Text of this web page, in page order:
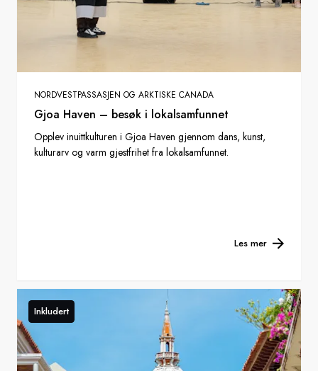
NORDVESTPASSASJEN OG ARKTISKE CANADA
Gjoa Haven – besøk i lokalsamfunnet
Opplev inuittkulturen i Gjoa Haven gjennom dans, kunst,
kulturarv og varm gjestfrihet fra lokalsamfunnet.
Les mer
Inkludert